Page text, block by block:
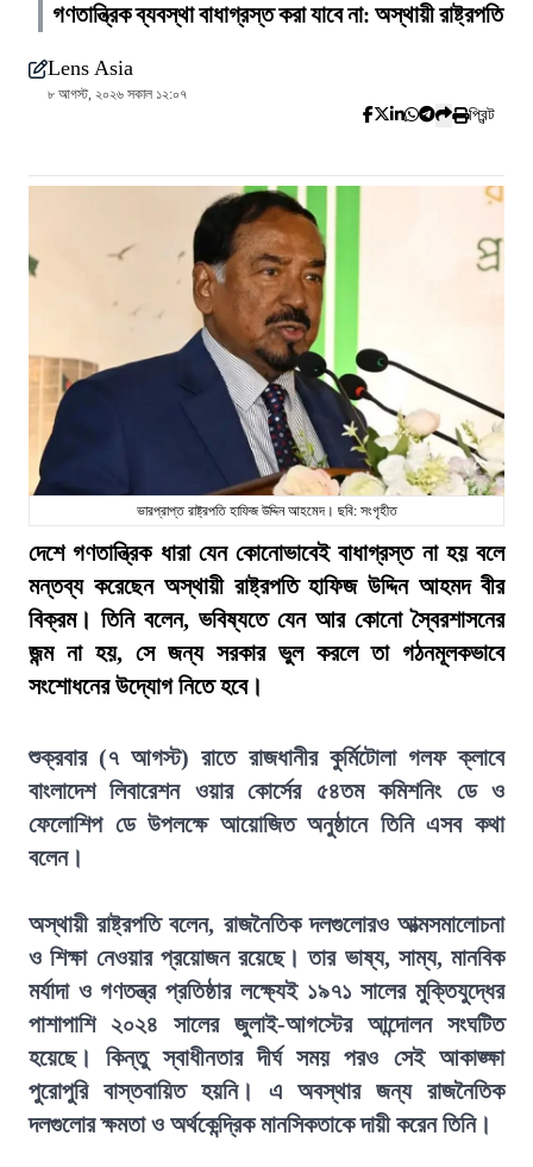
গণতান্ত্রিক ব্যবস্থা বাধাগ্রস্ত করা যাবে না: অস্থায়ী রাষ্ট্রপতি
Lens Asia
৮ আগস্ট, ২০২৬ সকাল ১২:০৭
প্রিন্ট
ভারপ্রাপ্ত রাষ্ট্রপতি হাফিজ উদ্দিন আহমেদ। ছবি: সংগৃহীত
দেশে গণতান্ত্রিক ধারা যেন কোনোভাবেই বাধাগ্রস্ত না হয় বলে
মন্তব্য করেছেন অস্থায়ী রাষ্ট্রপতি হাফিজ উদ্দিন আহমদ বীর
বিক্রম। তিনি বলেন, ভবিষ্যতে যেন আর কোনো স্বৈরশাসনের
জন্ম না হয়, সে জন্য সরকার ভুল করলে তা গঠনমূলকভাবে
সংশোধনের উদ্যোগ নিতে হবে।
শুক্রবার (৭ আগস্ট) রাতে রাজধানীর কুর্মিটোলা গলফ ক্লাবে
বাংলাদেশ লিবারেশন ওয়ার কোর্সের ৫৪তম কমিশনিং ডে ও
ফেলোশিপ ডে উপলক্ষে আয়োজিত অনুষ্ঠানে তিনি এসব কথা
বলেন।
অস্থায়ী রাষ্ট্রপতি বলেন, রাজনৈতিক দলগুলোরও আত্মসমালোচনা
ও শিক্ষা নেওয়ার প্রয়োজন রয়েছে। তার ভাষ্য, সাম্য, মানবিক
মর্যাদা ও গণতন্ত্র প্রতিষ্ঠার লক্ষ্যেই ১৯৭১ সালের মুক্তিযুদ্ধের
পাশাপাশি ২০২৪ সালের জুলাই-আগস্টের আন্দোলন সংঘটিত
হয়েছে। কিন্তু স্বাধীনতার দীর্ঘ সময় পরও সেই আকাঙ্ক্ষা
পুরোপুরি বাস্তবায়িত হয়নি। এ অবস্থার জন্য রাজনৈতিক
দলগুলোর ক্ষমতা ও অর্থকেন্দ্রিক মানসিকতাকে দায়ী করেন তিনি।